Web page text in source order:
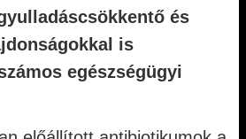
és
is
egészségügyi